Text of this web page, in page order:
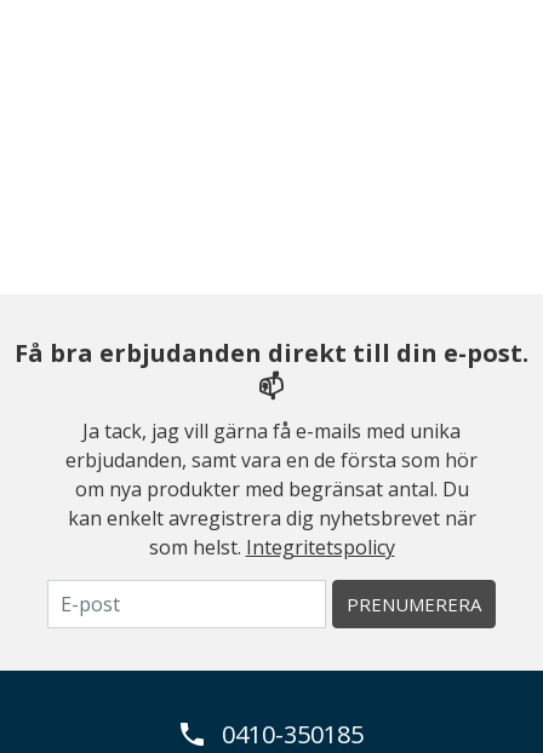
Få bra erbjudanden direkt till din e-post.
📫
Ja tack, jag vill gärna få e-mails med unika
erbjudanden, samt vara en de första som hör
om nya produkter med begränsat antal. Du
kan enkelt avregistrera dig nyhetsbrevet när
som helst. Integritetspolicy
PRENUMERERA
0410-350185